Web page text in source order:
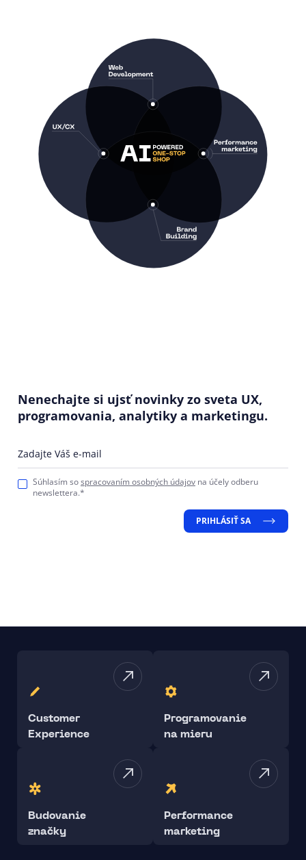
Nenechajte si ujsť novinky zo sveta UX,
programovania, analytiky a marketingu.
Zadajte Váš e-mail
Súhlasím sospracovaním osobných údajov na účely odberu
newslettera.*
PRIHLÁSIŤ SA
Customer
Experience
Programovanie
na mieru
Budovanie
značky
Performance
marketing